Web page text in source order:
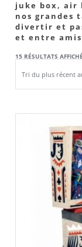
juke box, air
nos grandes
divertir et
et entre
15 RÉSULTATS